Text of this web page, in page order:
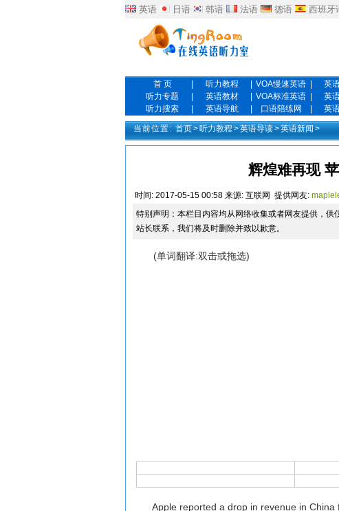
英语 日语 韩语 法语 德语 西班牙
首 页 听力教程 VOA慢速英语 英
听力专题
英语教材 VOA标准英语 英
听力搜索
英语导航 口语陪练网 英
当前位置: 首页>听力教程 >英语导读>英语新闻 >
辉煌难再现
时间: 2017-05-15 00:58 来源: 互联网 提供网友:
特别声明：本栏目内容均从网络收集或者网友提供，
站长联系，我们将及时删除并致以歉意。
(单词翻译:双击或拖选)
Apple reported a drop in revenue in China